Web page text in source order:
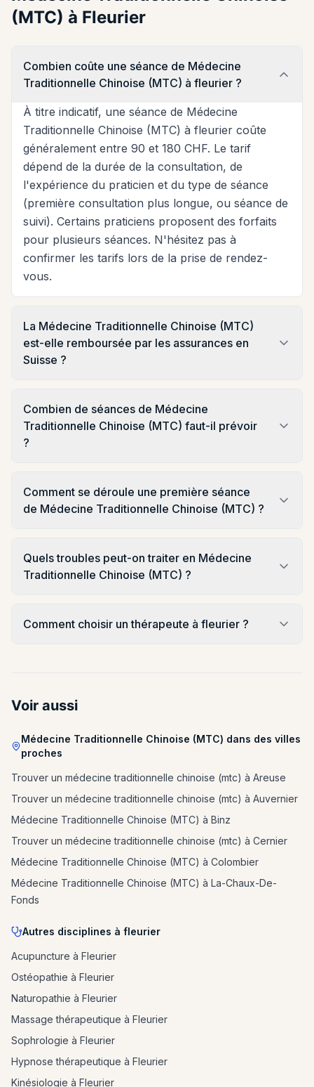
(MTC) à Fleurier
Combien coûte une séance de Médecine
Traditionnelle Chinoise (MTC) à fleurier ?
À titre indicatif, une séance de Médecine
Traditionnelle Chinoise (MTC) à fleurier coûte
généralement entre 90 et 180 CHF. Le tarif
dépend de la durée de la consultation, de
l'expérience du praticien et du type de séance
(première consultation plus longue, ou séance de
suivi). Certains praticiens proposent des forfaits
pour plusieurs séances. N'hésitez pas à
confirmer les tarifs lors de la prise de rendez-
vous.
La Médecine Traditionnelle Chinoise (MTC)
est-elle remboursée par les assurances en
Suisse ?
Combien de séances de Médecine
Traditionnelle Chinoise (MTC) faut-il prévoir
?
Comment se déroule une première séance
de Médecine Traditionnelle Chinoise (MTC) ?
Quels troubles peut-on traiter en Médecine
Traditionnelle Chinoise (MTC) ?
Comment choisir un thérapeute à fleurier ?
Voir aussi
Médecine Traditionnelle Chinoise (MTC) dans des villes
proches
Trouver un médecine traditionnelle chinoise (mtc) à Areuse
Trouver un médecine traditionnelle chinoise (mtc) à Auvernier
Médecine Traditionnelle Chinoise (MTC) à Binz
Trouver un médecine traditionnelle chinoise (mtc) à Cernier
Médecine Traditionnelle Chinoise (MTC) à Colombier
Médecine Traditionnelle Chinoise (MTC) à La-Chaux-De-
Fonds
Autres disciplines à fleurier
Acupuncture à Fleurier
Ostéopathie à Fleurier
Naturopathie à Fleurier
Massage thérapeutique à Fleurier
Sophrologie à Fleurier
Hypnose thérapeutique à Fleurier
Kinésiologie à Fleurier